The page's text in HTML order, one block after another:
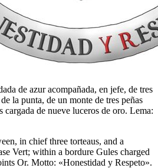
de azur acompañada, en jefe, de tres
la punta, de un monte de tres peñas
cargada de nueve luceros de oro. Lema:
in chief three torteaus, and a
Vert; within a bordure Gules charged
Or. Motto: «Honestidad y Respeto».